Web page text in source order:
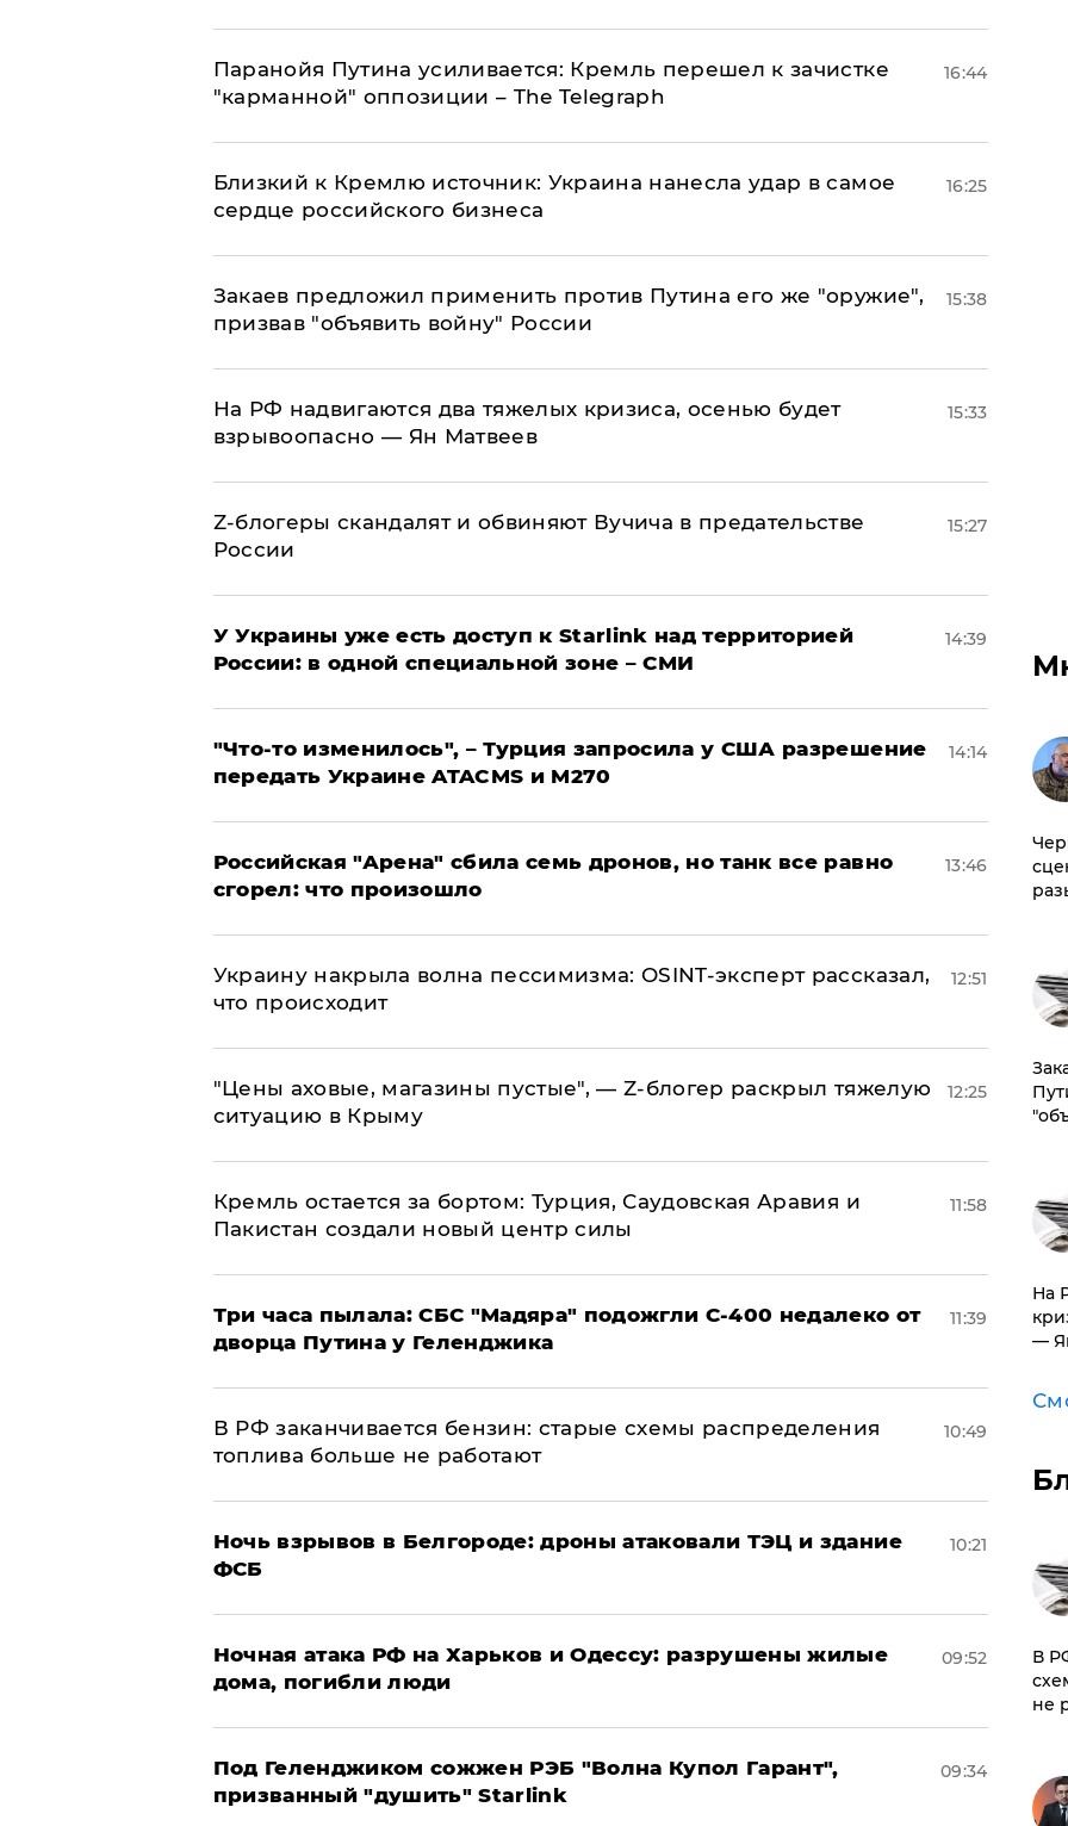
Паранойя Путина усиливается: Кремль перешел к зачистке
"карманной" оппозиции – The Telegraph
16:44
Близкий к Кремлю источник: Украина нанесла удар в самое
сердце российского бизнеса
16:25
Закаев предложил применить против Путина его же "оружие",
призвав "объявить войну" России
15:38
На РФ надвигаются два тяжелых кризиса, осенью будет
взрывоопасно — Ян Матвеев
15:33
Z-блогеры скандалят и обвиняют Вучича в предательстве
России
15:27
У Украины уже есть доступ к Starlink над территорией
России: в одной специальной зоне – СМИ
14:39
​"Что-то изменилось", – Турция запросила у США разрешение
передать Украине ATACMS и M270
14:14
​Российская "Арена" сбила семь дронов, но танк все равно
сгорел: что произошло
13:46
​Украину накрыла волна пессимизма: OSINT-эксперт рассказал,
что происходит
12:51
​"Цены аховые, магазины пустые", — Z-блогер раскрыл тяжелую
ситуацию в Крыму
12:25
​Кремль остается за бортом: Турция, Саудовская Аравия и
Пакистан создали новый центр силы
11:58
Три часа пылала: СБС "Мадяра" подожгли С-400 недалеко от
дворца Путина у Геленджика
11:39
​В РФ заканчивается бензин: старые схемы распределения
топлива больше не работают
10:49
​Ночь взрывов в Белгороде: дроны атаковали ТЭЦ и здание
ФСБ
10:21
​Ночная атака РФ на Харьков и Одессу: разрушены жилые
дома, погибли люди
09:52
Под Геленджиком сожжен РЭБ "Волна Купол Гарант",
призванный "душить" Starlink
09:34
На
—
​В
не